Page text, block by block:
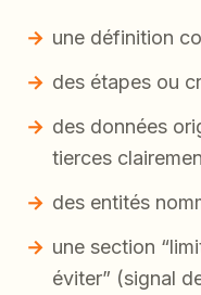
une définition
des étapes ou
des données
tierces
des entités
une section
éviter” (signal